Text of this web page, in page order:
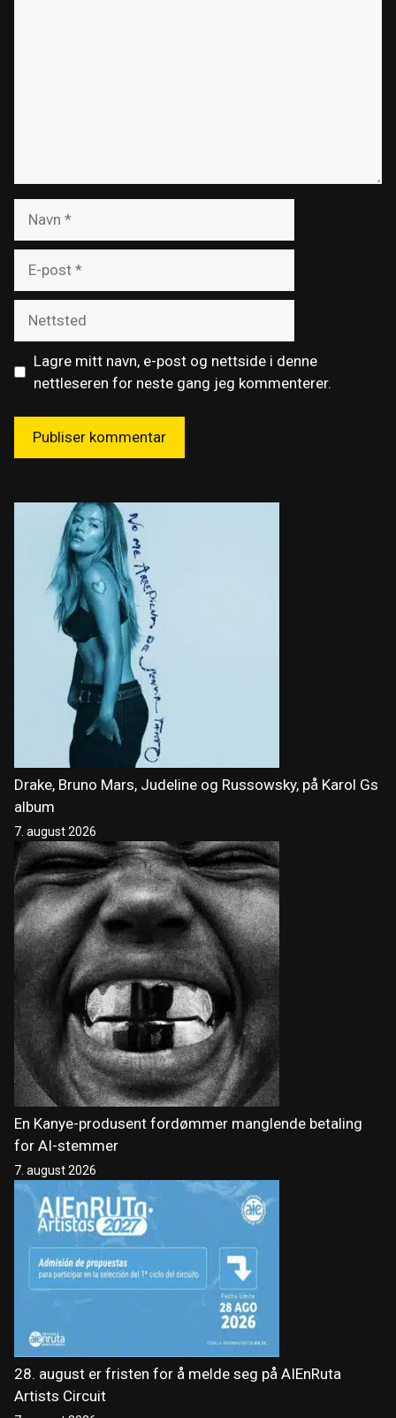
post
Lagre mitt navn, e-post og nettside i denne
nettleseren for neste gang jeg kommenterer.
Drake, Bruno Mars, Judeline og Russowsky, på Karol Gs
album
7. august 2026
En Kanye-produsent fordømmer manglende betaling
for AI-stemmer
7. august 2026
28. august er fristen for å melde seg på AIEnRuta
Artists Circuit